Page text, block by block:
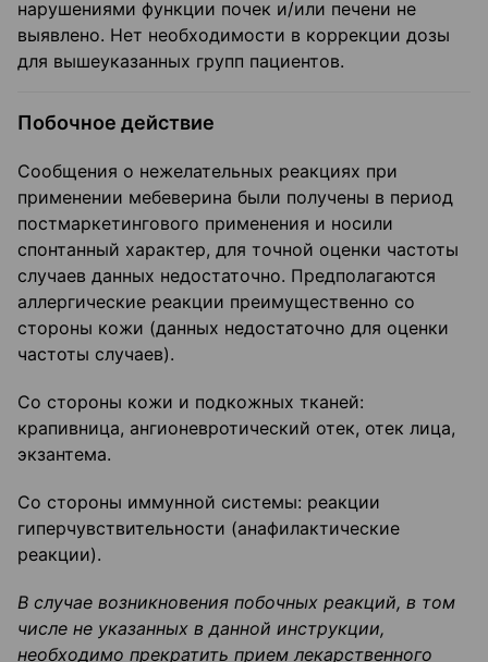
нарушениями функции почек и/или печени не
выявлено. Нет необходимости в коррекции дозы
для вышеуказанных групп пациентов.
Побочное действие
Сообщения о нежелательных реакциях при
применении мебеверина были получены в период
постмаркетингового применения и носили
спонтанный характер, для точной оценки частоты
случаев данных недостаточно. Предполагаются
аллергические реакции преимущественно со
стороны кожи (данных недостаточно для оценки
частоты случаев).
Со стороны кожи и подкожных тканей:
крапивница, ангионевротический отек, отек лица,
экзантема.
Со стороны иммунной системы: реакции
гиперчувствительности (анафилактические
реакции).
В случае возникновения побочных реакций, в том
числе не указанных в данной инструкции,
необходимо прекратить прием лекарственного